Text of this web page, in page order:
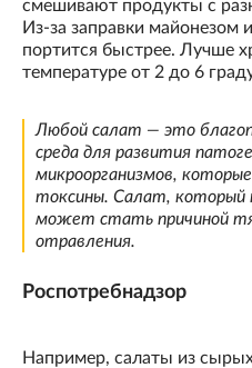
смешивают продукты с
Из-за заправки
портится быстрее. Лучше
температуре от 2 до 6
Любой салат — это
среда для развития
микроорганизмов,
токсины. Салат, который
может стать причиной
отравления.
Роспотребнадзор
Например, салаты из